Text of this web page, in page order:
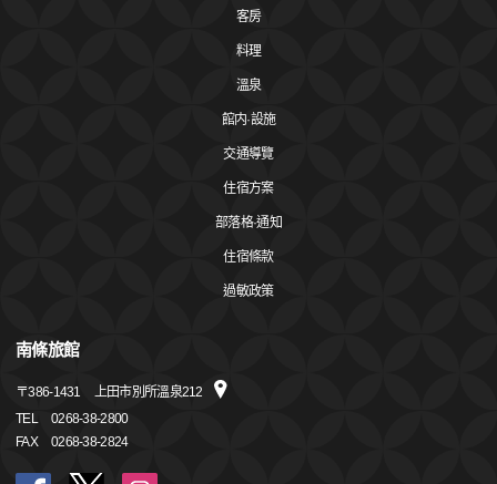
客房
料理
溫泉
館内·設施
交通導覽
住宿方案
部落格·通知
住宿條款
過敏政策
南條旅館
〒386-1431
上田市別所溫泉212
TEL
0268-38-2800
FAX
0268-38-2824